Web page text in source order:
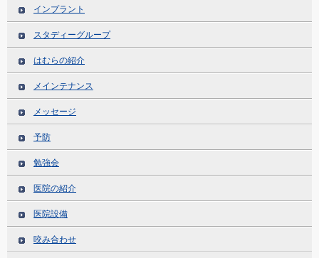
インプラント
スタディーグループ
はむらの紹介
メインテナンス
メッセージ
予防
勉強会
医院の紹介
医院設備
咬み合わせ